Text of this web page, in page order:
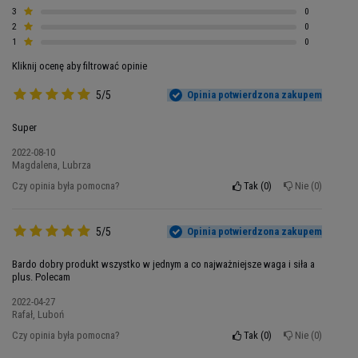
Niesamowity Efekt Anaboliczny
z SizeOn
Ten suplement zawiera kompleksowo
opracowany skład, który wspomoże jakość
produktami polega na tym, że ma wiele
składników aktywnych. To połączenie ażtrzech
form kreatyny, hydrolizowanego białka
serwatki, witamin i minerałów
dostarczać każdego z tych składników z osobna,
wystarczy do tego SizeOn. SizeOn jako pierwszy
suplement w historii zawiera LOLA™ sól
3
0
2
0
1
0
Kliknij ocenę aby filtrować opinie
5/5 Opinia potwierdzona zakupem
Super
2022-08-10
Magdalena, Lubrza
Czy opinia była pomocna?
Tak 0 Nie 0
5/5 Opinia potwierdzona zakupem
Bardo dobry produkt wszystko w jednym a co najważniejsze waga i siła a
plus. Polecam
2022-04-27
Rafał, Luboń
Czy opinia była pomocna?
Tak 0 Nie 0